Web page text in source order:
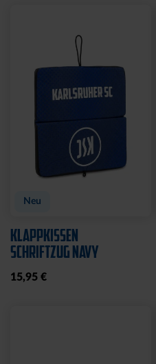
Neu
KLAPPKISSEN
SCHRIFTZUG NAVY
15,95 €